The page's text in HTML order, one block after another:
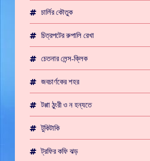
চার্লির কৌতুক
চিত্রপটের রুপালি রেখা
চেতনার লেন্স-ক্লিক
জবচার্ণকের শহর
টপ্পা ঠুংরী ও ন হন্যতে
টুকিটাকি
ট্রফির কফি ঝড়